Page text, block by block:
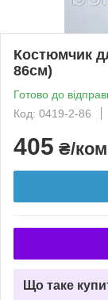
Костюмчик
86см)
Готово до
Код: 0419-2-86
405 ₴/
Що таке